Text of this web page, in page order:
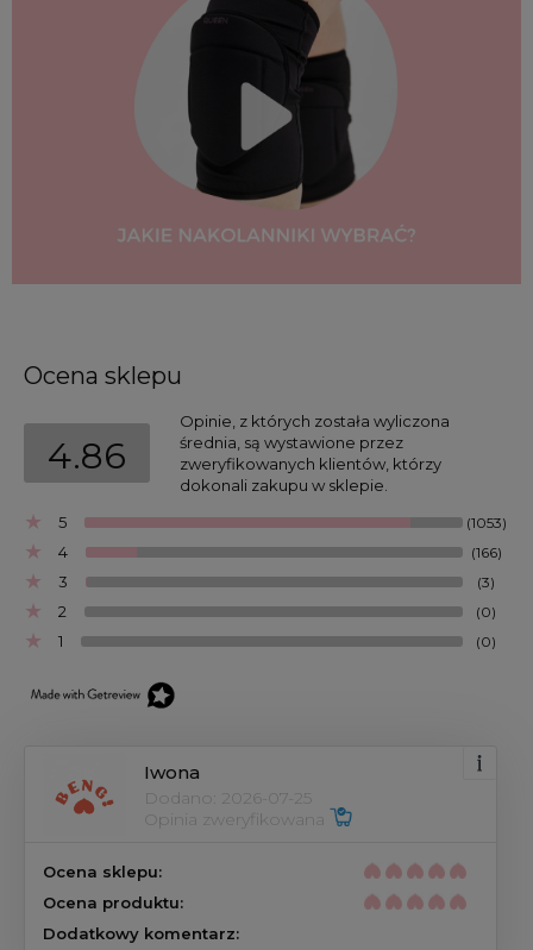
Ocena sklepu
4.86
Opinie, z których została wyliczona
średnia, są wystawione przez
zweryfikowanych klientów, którzy
dokonali zakupu w sklepie.
5
(1053)
4 (166)
3 (3)
2 (0)
1 (0)
Iwona
Dodano: 2026-07-25
Opinia zweryfikowana
Ocena sklepu:
Ocena produktu:
Dodatkowy komentarz: